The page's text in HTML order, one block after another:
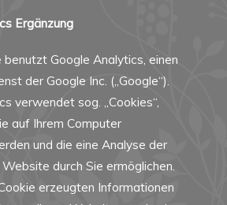
Ergänzung
Google Analytics, einen
der Google Inc. („Google“).
verwendet sog. „Cookies“,
auf Ihrem Computer
und die eine Analyse der
durch Sie ermöglichen.
erzeugten Informationen